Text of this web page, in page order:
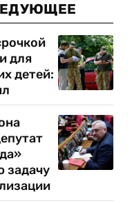
для
детей:
задачу